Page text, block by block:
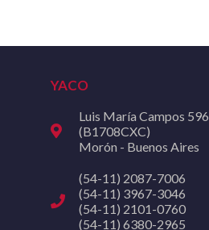
YACO
Luis María Campos 596
(B1708CXC)
Morón - Buenos Aires
(54-11) 2087-7006
(54-11) 3967-3046
(54-11) 2101-0760
(54-11) 6380-2965